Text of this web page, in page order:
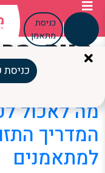
כניסת
מתאמן
תגית:
מה לאכול
המדריך
למתאמנים